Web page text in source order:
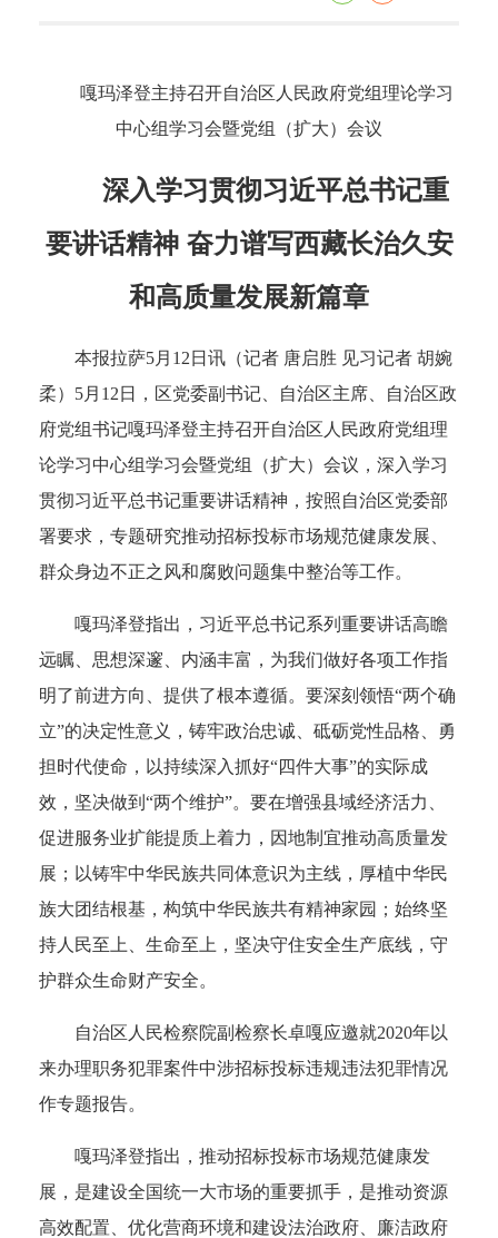
嘎玛泽登主持召开自治区人民政府党组理论学习
中心组学习会暨党组（扩大）会议
深入学习贯彻习近平总书记重
要讲话精神 奋力谱写西藏长治久安
和高质量发展新篇章
本报拉萨5月12日讯（记者 唐启胜 见习记者 胡婉
柔）5月12日，区党委副书记、自治区主席、自治区政
府党组书记嘎玛泽登主持召开自治区人民政府党组理
论学习中心组学习会暨党组（扩大）会议，深入学习
贯彻习近平总书记重要讲话精神，按照自治区党委部
署要求，专题研究推动招标投标市场规范健康发展、
群众身边不正之风和腐败问题集中整治等工作。
嘎玛泽登指出，习近平总书记系列重要讲话高瞻
远瞩、思想深邃、内涵丰富，为我们做好各项工作指
明了前进方向、提供了根本遵循。要深刻领悟“两个确
立”的决定性意义，铸牢政治忠诚、砥砺党性品格、勇
担时代使命，以持续深入抓好“四件大事”的实际成
效，坚决做到“两个维护”。要在增强县域经济活力、
促进服务业扩能提质上着力，因地制宜推动高质量发
展；以铸牢中华民族共同体意识为主线，厚植中华民
族大团结根基，构筑中华民族共有精神家园；始终坚
持人民至上、生命至上，坚决守住安全生产底线，守
护群众生命财产安全。
自治区人民检察院副检察长卓嘎应邀就2020年以
来办理职务犯罪案件中涉招标投标违规违法犯罪情况
作专题报告。
嘎玛泽登指出，推动招标投标市场规范健康发
展，是建设全国统一大市场的重要抓手，是推动资源
高效配置、优化营商环境和建设法治政府、廉洁政府